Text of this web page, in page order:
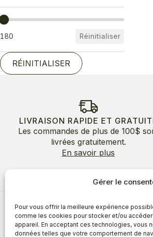
Gérer le
Pour vous offrir la meilleure expérience
comme les cookies pour stocker et/ou
appareil. En acceptant ces technologies, vous
données telles que votre comportement de
Prix
180 Réinitialiser
RÉINITIALISER
LIVRAISON RAPIDE ET
Les commandes de plus de 100$
livrées gratuitement.
En savoir plus